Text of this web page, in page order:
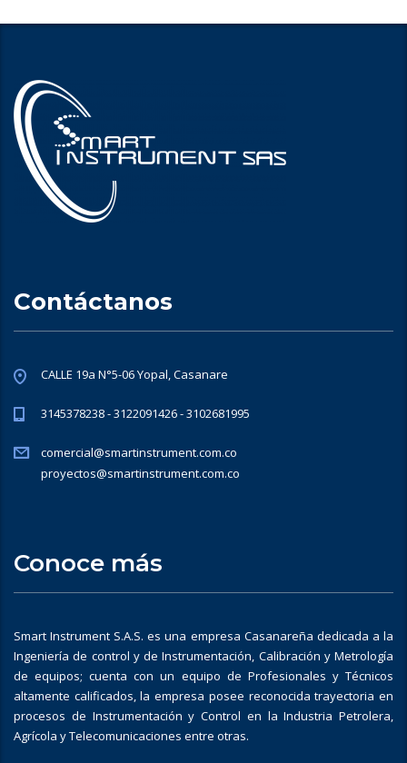
Contáctanos
CALLE 19a N°5-06 Yopal, Casanare
3145378238 - 3122091426 - 3102681995
comercial@smartinstrument.com.co
proyectos@smartinstrument.com.co
Conoce más
Smart Instrument S.A.S. es una empresa Casanareña dedicada a la
Ingeniería de control y de Instrumentación, Calibración y Metrología
de equipos; cuenta con un equipo de Profesionales y Técnicos
altamente calificados, la empresa posee reconocida trayectoria en
procesos de Instrumentación y Control en la Industria Petrolera,
Agrícola y Telecomunicaciones entre otras.